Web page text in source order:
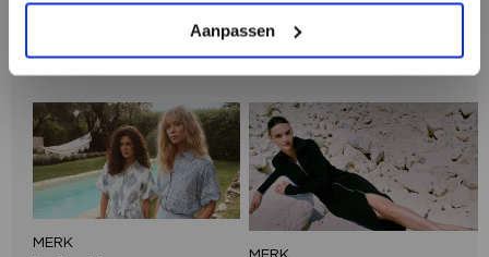
Aanpassen
PENN&INK N.Y
MERK